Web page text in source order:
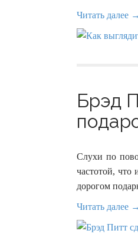
Читать далее →
Брэд
Слухи по
частотой, что
дорогом
Читать далее →